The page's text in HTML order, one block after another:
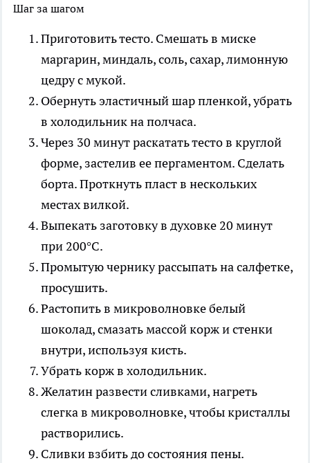
Шаг за шагом
Приготовить тесто. Смешать в миске
маргарин, миндаль, соль, сахар, лимонную
цедру с мукой.
Обернуть эластичный шар пленкой, убрать
в холодильник на полчаса.
Через 30 минут раскатать тесто в круглой
форме, застелив ее пергаментом. Сделать
борта. Проткнуть пласт в нескольких
местах вилкой.
Выпекать заготовку в духовке 20 минут
при 200°C.
Промытую чернику рассыпать на салфетке,
просушить.
Растопить в микроволновке белый
шоколад, смазать массой корж и стенки
внутри, используя кисть.
Убрать корж в холодильник.
Желатин развести сливками, нагреть
слегка в микроволновке, чтобы кристаллы
растворились.
Сливки взбить до состояния пены.